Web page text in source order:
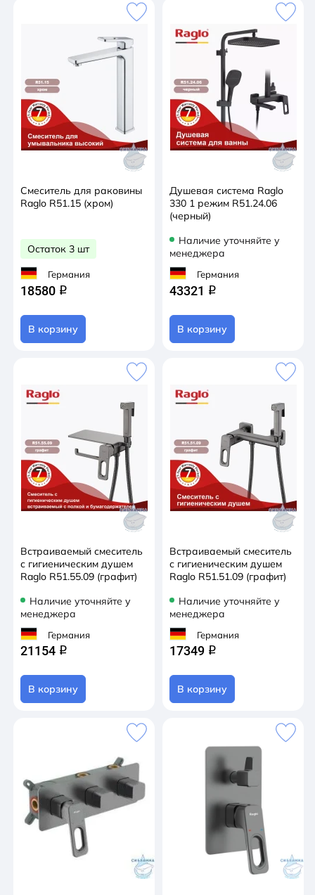
Смеситель для раковины
Raglo R51.15 (хром)
Остаток 3 шт
Германия
18580 q
В корзину
Душевая система Raglo
330 1 режим R51.24.06
(черный)
Наличие уточняйте у
менеджера
Германия
43321 q
В корзину
Встраиваемый смеситель
с гигиеническим душем
Raglo R51.55.09 (графит)
Наличие уточняйте у
менеджера
Германия
21154 q
В корзину
Встраиваемый смеситель
с гигиеническим душем
Raglo R51.51.09 (графит)
Наличие уточняйте у
менеджера
Германия
17349 q
В корзину